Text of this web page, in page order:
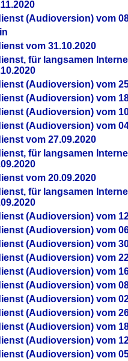
(Audioversion) vom
vom 31.10.2020
für langsamen
(Audioversion) vom
(Audioversion) vom
(Audioversion) vom
(Audioversion) vom
vom 27.09.2020
für langsamen
vom 20.09.2020
für langsamen
(Audioversion) vom
(Audioversion) vom
(Audioversion) vom
(Audioversion) vom
(Audioversion) vom
(Audioversion) vom
(Audioversion) vom
(Audioversion) vom
(Audioversion) vom
(Audioversion) vom
(Audioversion) vom